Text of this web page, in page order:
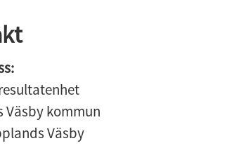
Väsby kommun
Väsby